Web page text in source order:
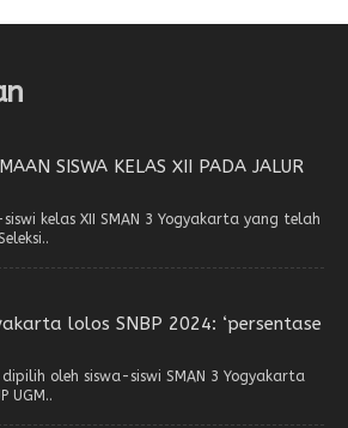
SISWA KELAS XII PADA JALUR
kelas XII SMAN 3 Yogyakarta yang telah
lolos SNBP 2024: ‘persentase
oleh siswa-siswi SMAN 3 Yogyakarta
UGM..